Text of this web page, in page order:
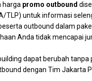
harga promo outbound
TLP) untuk informasi
outbound dalam
Anda tidak mencapai
dapat berubah
dengan Tim Jakarta